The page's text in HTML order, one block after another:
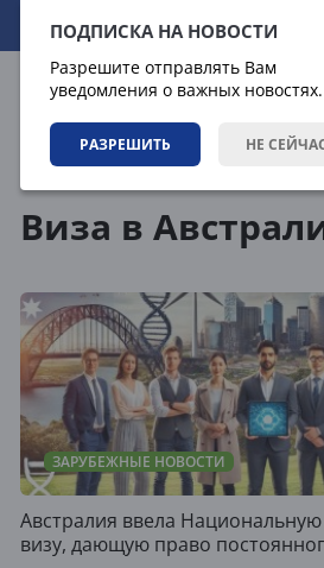
ПОДПИСКА НА НОВОСТИ
Разрешите отправлять Вам
уведомления о важных новостях.
РАЗРЕШИТЬ НЕ
08.08.2026 00:29:50
Виза в
ЗАРУБЕЖНЫЕ НОВОСТИ
Австралия ввела
визу, дающую право